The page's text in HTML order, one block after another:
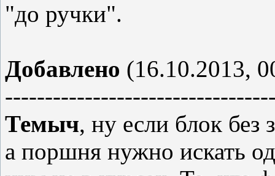
"до ручки".
Добавлено (16.10.2013,
Темыч, ну если блок без
а поршня нужно искать